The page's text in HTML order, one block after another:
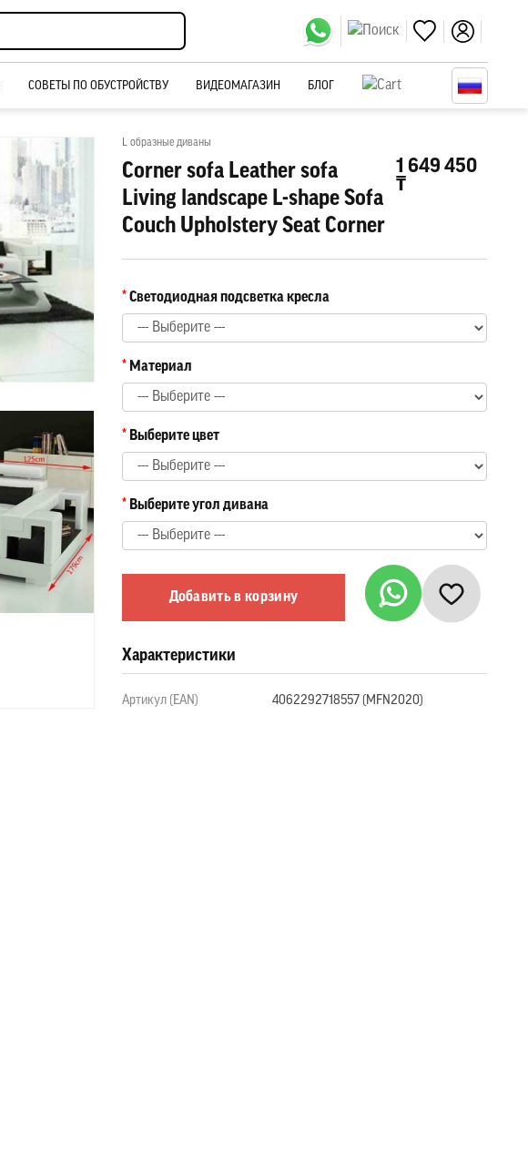
СОВЕТЫ ПО ОБУСТРОЙСТВУ ВИДЕОМАГАЗИН БЛОГ
L образные диваны
Corner sofa Leather sofa
Living landscape L-shape Sofa
Couch Upholstery Seat Corner
1 649 450
₸
Светодиодная подсветка кресла
Материал
Выберите цвет
Выберите угол дивана
Добавить в корзину
Характеристики
Артикул (EAN) 4062292718557 (MFN2020)